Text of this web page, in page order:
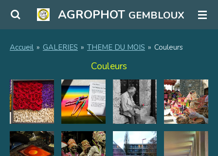
Passer
principal
AGROPHOT GEMBLOUX
Accueil » GALERIES » THEME DU MOIS » Couleurs
Couleurs